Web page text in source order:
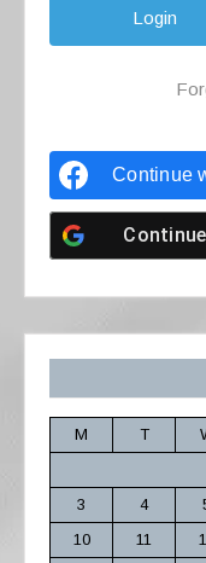
Continue
M T
3
4
10
11